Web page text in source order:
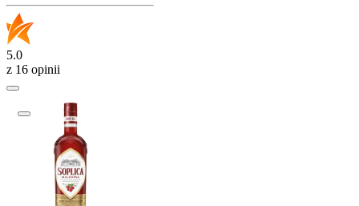
5.0
z 16 opinii